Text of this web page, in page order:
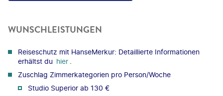
WUNSCHLEISTUNGEN
Reiseschutz mit HanseMerkur: Detaillierte Informationen
erhältst du hier
Zuschlag Zimmerkategorien pro Person/Woche
Studio Superior ab 130 €